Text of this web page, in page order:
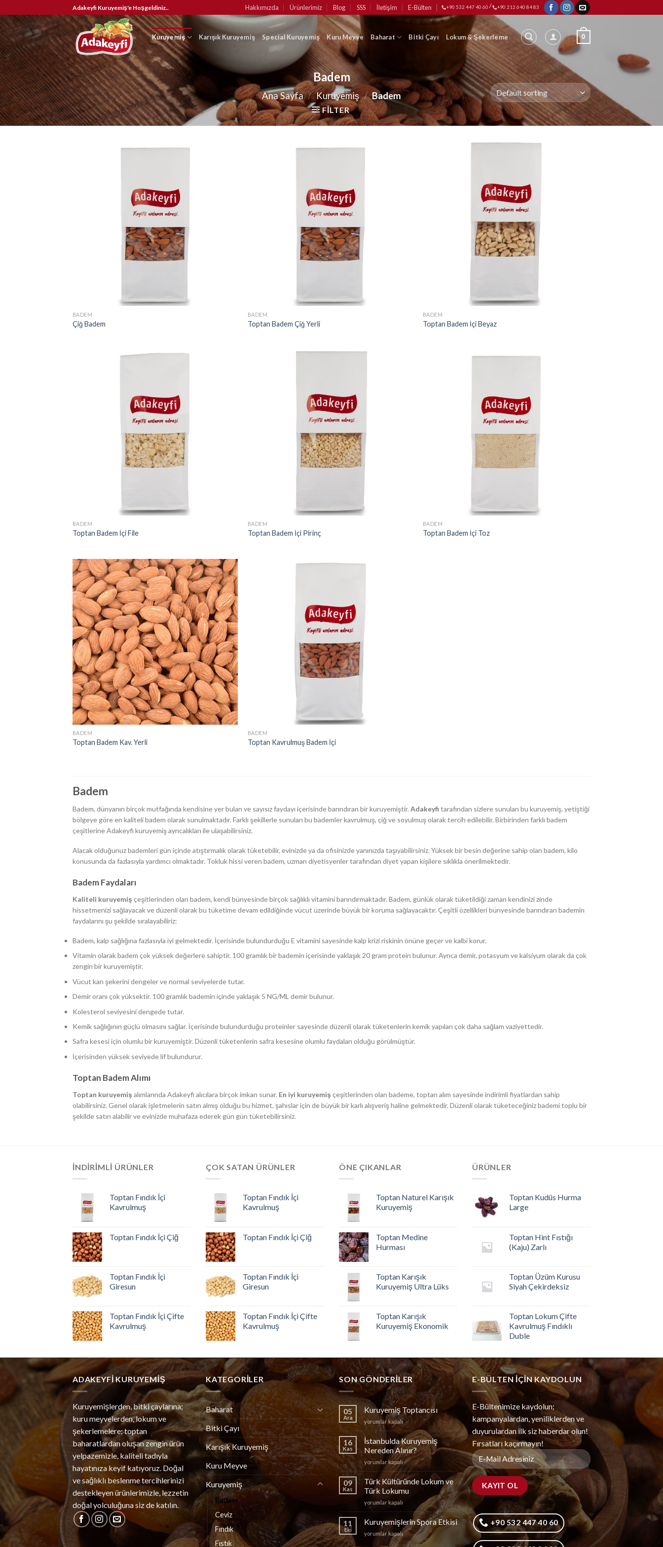
atla
Adakeyfi Kuruyemiş'e Hoşgeldiniz.. Hakkımızda Ürünlerimiz Blog SSS İletişim E-Bülten +90 532 447 40 60 / +90 212 640 84 83
Kuruyemiş Karışık Kuruyemiş Special Kuruyemiş Kuru Meyve Baharat Bitki Çayı Lokum & Şekerleme 0
Badem
Ana Sayfa / Kuruyemiş / Badem
FILTER
BADEM
Çiğ Badem
BADEM
Toptan Badem Çiğ Yerli
BADEM
Toptan Badem İçi Beyaz
BADEM
Toptan Badem İçi File
BADEM
Toptan Badem İçi Pirinç
BADEM
Toptan Badem İçi Toz
BADEM
Toptan Badem Kav. Yerli
BADEM
Toptan Kavrulmuş Badem İçi
Badem
Badem, dünyanın birçok mutfağında kendisine yer bulan ve sayısız faydayı içerisinde barındıran bir kuruyemiştir. Adakeyfi tarafından sizlere sunulan bu kuruyemiş, yetiştiği
bölgeye göre en kaliteli badem olarak sunulmaktadır. Farklı şekillerle sunulan bu bademler kavrulmuş, çiğ ve soyulmuş olarak tercih edilebilir. Birbirinden farklı badem
çeşitlerine Adakeyfi kuruyemiş ayrıcalıkları ile ulaşabilirsiniz.
Alacak olduğunuz bademleri gün içinde atıştırmalık olarak tüketebilir, evinizde ya da ofisinizde yanınızda taşıyabilirsiniz. Yüksek bir besin değerine sahip olan badem, kilo
konusunda da fazlasıyla yardımcı olmaktadır. Tokluk hissi veren badem, uzman diyetisyenler tarafından diyet yapan kişilere sıklıkla önerilmektedir.
Badem Faydaları
Kaliteli kuruyemiş çeşitlerinden olan badem, kendi bünyesinde birçok sağlıklı vitamini barındırmaktadır. Badem, günlük olarak tüketildiği zaman kendinizi zinde
hissetmenizi sağlayacak ve düzenli olarak bu tüketime devam edildiğinde vücut üzerinde büyük bir koruma sağlayacaktır. Çeşitli özellikleri bünyesinde barındıran bademin
faydalarını şu şekilde sıralayabiliriz:
Badem, kalp sağlığına fazlasıyla iyi gelmektedir. İçerisinde bulundurduğu E vitamini sayesinde kalp krizi riskinin önüne geçer ve kalbi korur.
Vitamin olarak badem çok yüksek değerlere sahiptir. 100 gramlık bir bademin içerisinde yaklaşık 20 gram protein bulunur. Ayrıca demir, potasyum ve kalsiyum olarak da çok
zengin bir kuruyemiştir.
Vücut kan şekerini dengeler ve normal seviyelerde tutar.
Demir oranı çok yüksektir. 100 gramlık bademin içinde yaklaşık 5 NG/ML demir bulunur.
Kolesterol seviyesini dengede tutar.
Kemik sağlığının güçlü olmasını sağlar. İçerisinde bulundurduğu proteinler sayesinde düzenli olarak tüketenlerin kemik yapıları çok daha sağlam vaziyettedir.
Safra kesesi için olumlu bir kuruyemiştir. Düzenli tüketenlerin safra kesesine olumlu faydaları olduğu görülmüştür.
İçerisinden yüksek seviyede lif bulundurur.
Toptan Badem Alımı
Toptan kuruyemiş alımlarında Adakeyfi alıcılara birçok imkan sunar. En iyi kuruyemiş çeşitlerinden olan bademe, toptan alım sayesinde indirimli fiyatlardan sahip
olabilirsiniz. Genel olarak işletmelerin satın almış olduğu bu hizmet, şahıslar için de büyük bir karlı alışveriş haline gelmektedir. Düzenli olarak tüketeceğiniz bademi toplu bir
şekilde satın alabilir ve evinizde muhafaza ederek gün gün tüketebilirsiniz.
İNDIRIMLI ÜRÜNLER
Toptan Fındık İçi
Kavrulmuş
Toptan Fındık İçi Çiğ
Toptan Fındık İçi
Giresun
Toptan Fındık İçi Çifte
Kavrulmuş
ÇOK SATAN ÜRÜNLER
Toptan Fındık İçi
Kavrulmuş
Toptan Fındık İçi Çiğ
Toptan Fındık İçi
Giresun
Toptan Fındık İçi Çifte
Kavrulmuş
ÖNE ÇIKANLAR
Toptan Naturel Karışık
Kuruyemiş
Toptan Medine
Hurması
Toptan Karışık
Kuruyemiş Ultra Lüks
Toptan Karışık
Kuruyemiş Ekonomik
ÜRÜNLER
Toptan Kudüs Hurma
Large
Toptan Hint Fıstığı
(Kaju) Zarlı
Toptan Üzüm Kurusu
Siyah Çekirdeksiz
Toptan Lokum Çifte
Kavrulmuş Fındıklı
Duble
ADAKEYFI KURUYEMIŞ
Kuruyemişlerden, bitki çaylarına;
kuru meyvelerden, lokum ve
şekerlemelere; toptan
baharatlardan oluşan zengin ürün
yelpazemizle, kaliteli tadıyla
hayatınıza keyif katıyoruz. Doğal
ve sağlıklı beslenme tercihlerinizi
destekleyen ürünlerimizle, lezzetin
doğal yolculuğuna siz de katılın.
KATEGORILER
Baharat
Bitki Çayı
Karışık Kuruyemiş
Kuru Meyve
Kuruyemiş
Badem
Ceviz
Fındık
Fıstık
SON GÖNDERILER
05
Ara
Kuruyemiş Toptancısı
Kuruyemiş
Toptancısı
için
yorumlar kapalı
16
Kas
İstanbulda Kuruyemiş
Nereden Alınır?
İstanbulda
Kuruyemiş
Nereden
Alınır?
için
yorumlar kapalı
09
Kas
Türk Kültüründe Lokum ve
Türk Lokumu
Türk
Kültüründe
Lokum
ve
Türk
yorumlar kapalı
11
Eki
Kuruyemişlerin Spora Etkisi
Kuruyemişlerin
yorumlar kapalı
E-BÜLTEN IÇIN KAYDOLUN
E-Bültenimize kaydolun;
kampanyalardan, yeniliklerden ve
duyurulardan ilk siz haberdar olun!
Fırsatları kaçırmayın!
+90 532 447 40 60